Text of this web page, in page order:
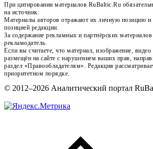
При цитировании материалов RuBaltic.Ru
на источник.
Материалы авторов отражают их личную позицию и
позицией редакции.
За содержание рекламных и партнёрских материалов
рекламодатель.
Если вы считаете, что материал, изображение,
размещён на сайте с нарушением ваших прав,
раздел «Правообладателям». Редакция
приоритетном порядке.
© 2012–2026 Аналитический портал